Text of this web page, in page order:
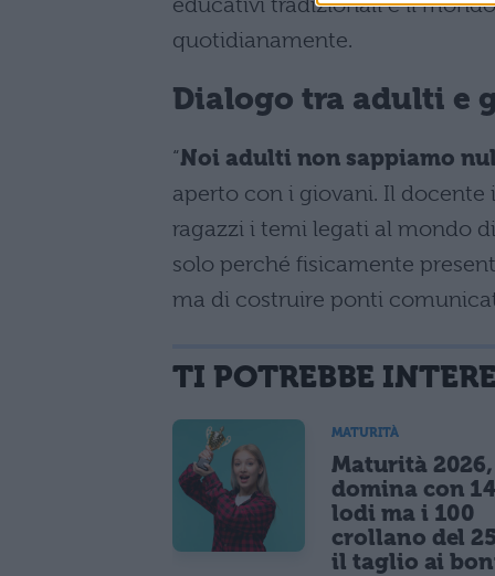
quotidianamente.
Dialogo tra adulti e
“Noi adulti non sappiamo
aperto con i giovani. Il
ragazzi i temi legati al mondo
solo perché fisicamente
ma di costruire ponti
TI POTREBBE
MATURITÀ
Maturità
domina con
lodi ma i 100
crollano del
il taglio ai